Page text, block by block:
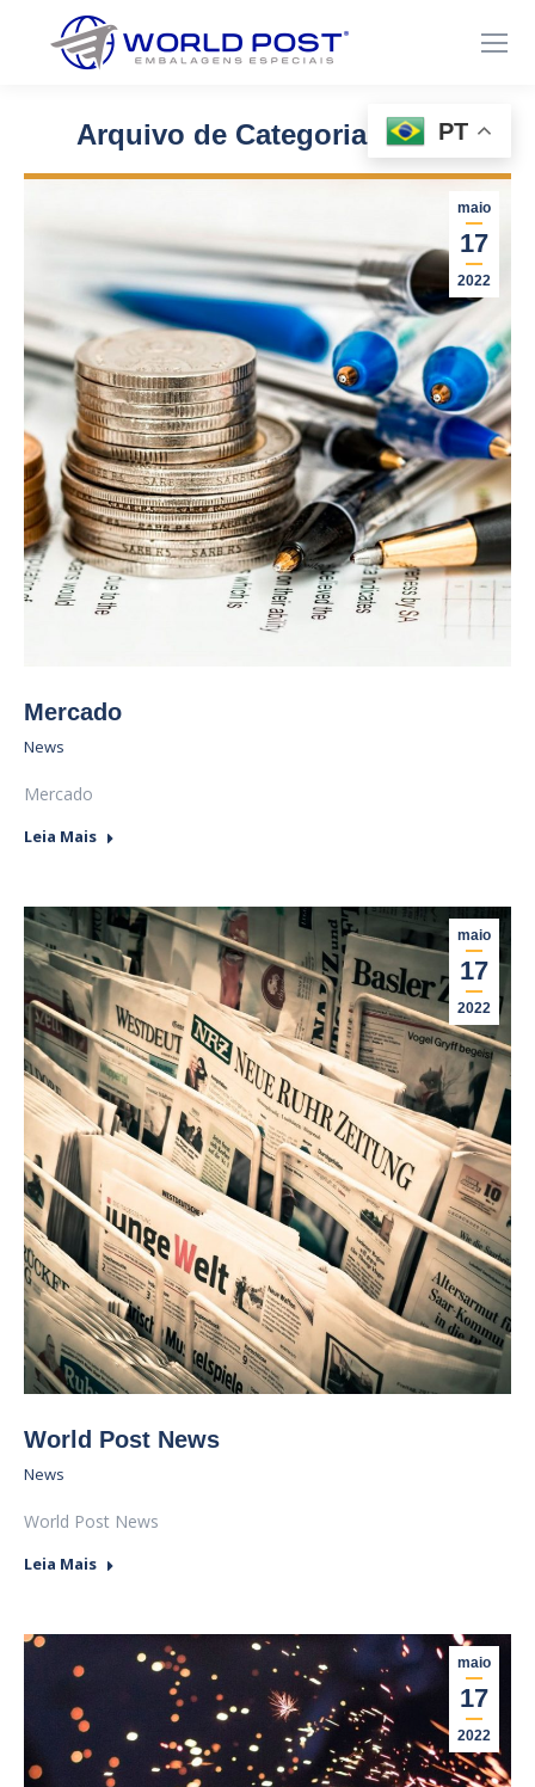
Arquivo de Categoria: News
Você está aqui:
maio
17
2022
Mercado
News
Mercado
Leia Mais
maio
17
2022
World Post News
News
World Post News
Leia Mais
maio
17
2022
PT